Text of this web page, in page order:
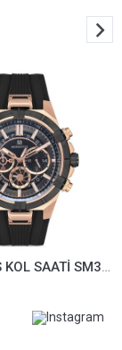
MOMENTUS KOL SAATİ SM374T-04BR